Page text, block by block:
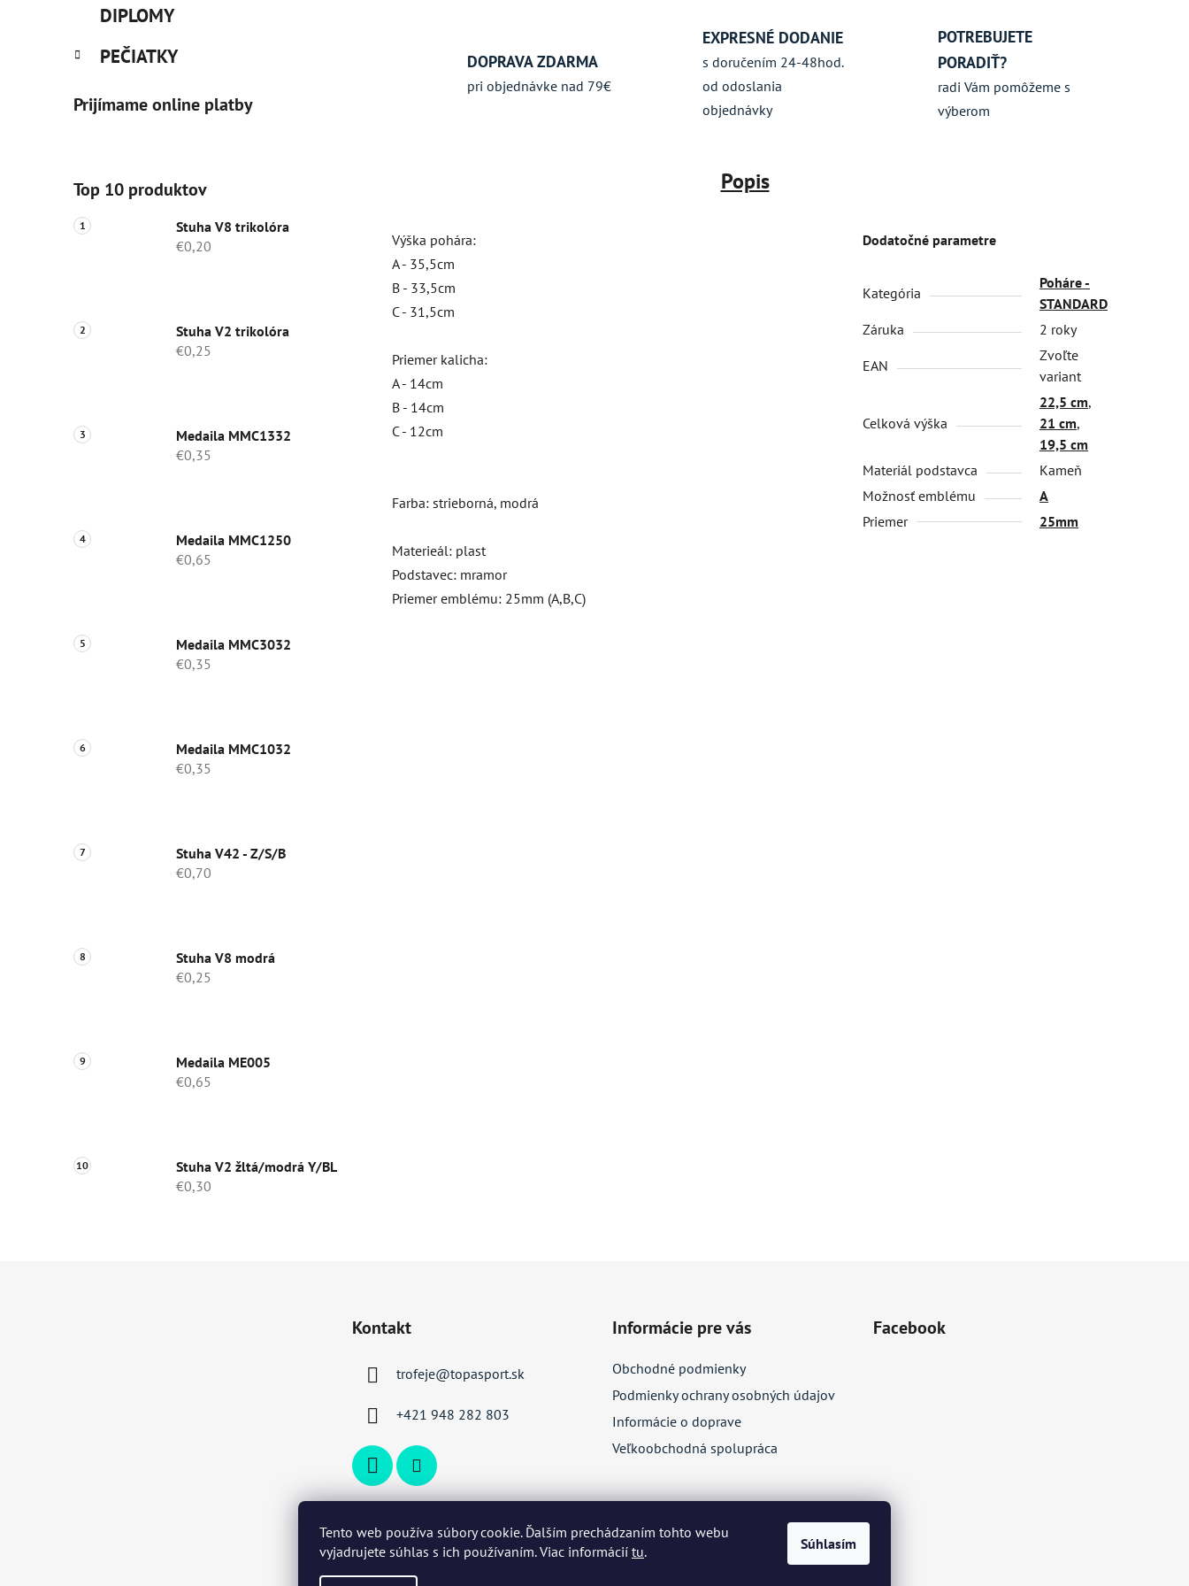
Tento web používa súbory cookie. Ďalším prechádzaním tohto webu
vyjadrujete súhlas s ich používaním. Viac informácií tu. Súhlasím
DIPLOMY
PEČIATKY
Prijímame online platby
Top 10 produktov
Stuha V8 trikolóra
€0,20
Stuha V2 trikolóra
€0,25
Medaila MMC1332
€0,35
Medaila MMC1250
€0,65
Medaila MMC3032
€0,35
Medaila MMC1032
€0,35
Stuha V42 - Z/S/B
€0,70
Stuha V8 modrá
€0,25
Medaila ME005
€0,65
Stuha V2 žltá/modrá Y/BL
€0,30
DOPRAVA ZDARMA
pri objednávke nad 79€
EXPRESNÉ DODANIE
s doručením 24-48hod.
od odoslania
objednávky
POTREBUJETE
PORADIŤ?
radi Vám pomôžeme s
výberom
Popis
Výška pohára:
A - 35,5cm
B - 33,5cm
C - 31,5cm
Priemer kalicha:
A - 14cm
B - 14cm
C - 12cm
Farba: strieborná, modrá
Materieál: plast
Podstavec: mramor
Priemer emblému: 25mm (A,B,C)
Dodatočné parametre
Kategória
Poháre -
STANDARD
Záruka
2 roky
EAN
Zvoľte
variant
Celková výška
22,5 cm,
21 cm,
19,5 cm
Materiál podstavca
Kameň
Možnosť emblému
A
Priemer
25mm
Kontakt
trofeje@topasport.sk
+421 948 282 803
Informácie pre vás
Obchodné podmienky
Podmienky ochrany osobných údajov
Informácie o doprave
Veľkoobchodná spolupráca
Facebook